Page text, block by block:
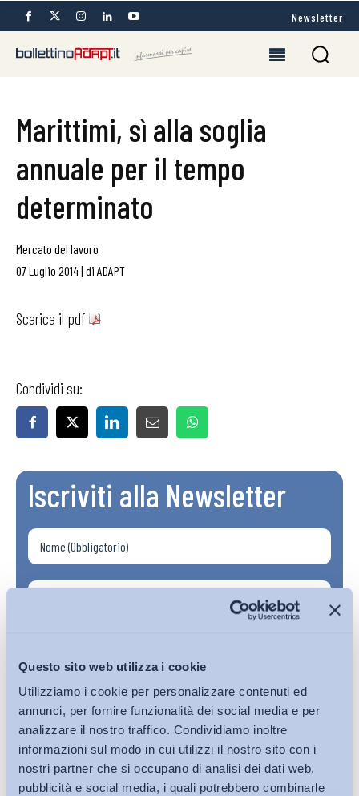
Questo sito web utilizza i cookie
Utilizziamo i cookie per personalizzare contenuti ed
annunci, per fornire funzionalità dei social media e per
analizzare il nostro traffico. Condividiamo inoltre
informazioni sul modo in cui utilizzi il nostro sito con i
nostri partner che si occupano di analisi dei dati web,
pubblicità e social media, i quali potrebbero combinarle
Newsletter
Marittimi, sì alla soglia
annuale per il tempo
determinato
Mercato del lavoro
07 Luglio 2014| di ADAPT
Scarica il pdf
Condividi su:
Iscriviti alla Newsletter